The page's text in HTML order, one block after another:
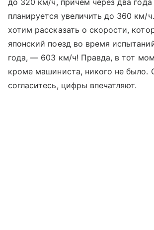
до 320 км/ч, причем через два года
планируется увеличить до 360 км/
хотим рассказать о скорости,
японский поезд во время
года, — 603 км/ч! Правда, в тот
кроме машиниста, никого не было.
согласитесь, цифры впечатляют.